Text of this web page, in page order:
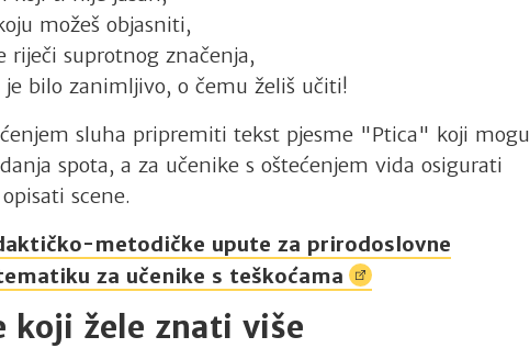
možeš objasniti,
riječi suprotnog značenja,
bilo zanimljivo, o čemu želiš učiti!
sluha pripremiti tekst pjesme "Ptica" koji mogu
spota, a za učenike s oštećenjem vida osigurati
scene.
metodičke upute za prirodoslovne
za učenike s teškoćama
koji žele znati više